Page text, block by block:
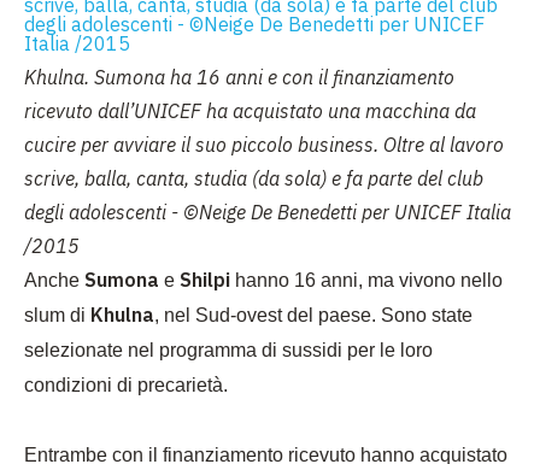
Khulna. Sumona ha 16 anni e con il finanziamento
ricevuto dall’UNICEF ha acquistato una macchina da
cucire per avviare il suo piccolo business. Oltre al lavoro
scrive, balla, canta, studia (da sola) e fa parte del club
degli adolescenti - ©Neige De Benedetti per UNICEF Italia
/2015
Anche Sumona e Shilpi hanno 16 anni, ma vivono nello
slum di Khulna, nel Sud-ovest del paese. Sono state
selezionate nel programma di sussidi per le loro
condizioni di precarietà.
Entrambe con il finanziamento ricevuto hanno acquistato